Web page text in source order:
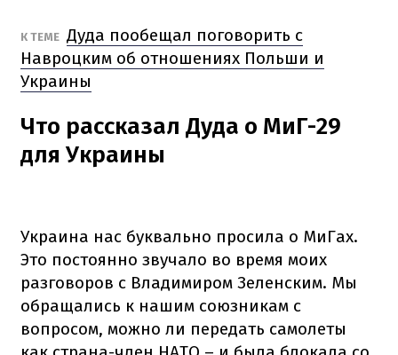
К ТЕМЕ Дуда пообещал поговорить с
Навроцким об отношениях Польши и
Украины
Что рассказал Дуда о МиГ-29
для Украины
Украина нас буквально просила о МиГах.
Это постоянно звучало во время моих
разговоров с Владимиром Зеленским. Мы
обращались к нашим союзникам с
вопросом, можно ли передать самолеты